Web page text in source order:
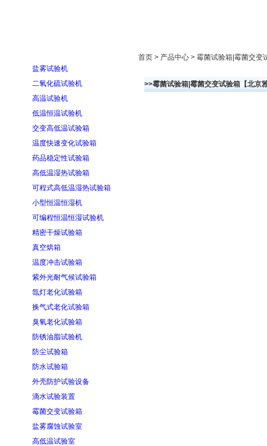
盐雾试验机
二氧化硫试验机
高温试验机
低温恒温试验机
交变高低温试验箱
温度快速变化试验箱
药品稳定性试验箱
高低温湿热试验箱
可程式高低温湿热试验箱
小型恒温恒湿机
可编程恒温恒湿试验机
精密干燥试验箱
真空烘箱
温度冲击试验箱
紫外光耐气候试验箱
氙灯老化试验箱
换气式老化试验箱
臭氧老化试验箱
防锈油脂试验机
防尘试验箱
防水试验箱
外壳防护试验设备
滴水试验装置
霉菌交变试验箱
盐雾腐蚀试验室
高低温试验室
首页 > 产品中心 > 霉菌试验箱|霉菌交变
>>霉菌试验箱|霉菌交变试验箱【北京